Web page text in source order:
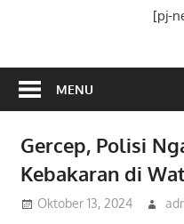
[pj-
MENU
Gercep, Polisi
Kebakaran di
Oktober 13, 2024